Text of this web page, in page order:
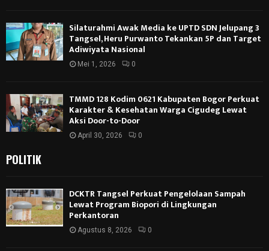
Silaturahmi Awak Media ke UPTD SDN Jelupang 3
Tangsel, Heru Purwanto Tekankan 5P dan Target
Adiwiyata Nasional
Mei 1, 2026 0
TMMD 128 Kodim 0621 Kabupaten Bogor Perkuat
Karakter & Kesehatan Warga Cigudeg Lewat
Aksi Door-to-Door
April 30, 2026 0
POLITIK
DCKTR Tangsel Perkuat Pengelolaan Sampah
Lewat Program Biopori di Lingkungan
Perkantoran
Agustus 8, 2026 0